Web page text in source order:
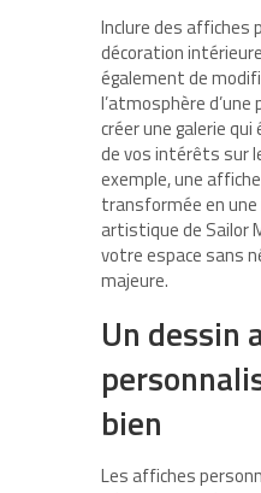
Inclure des affiches
décoration
également de
l’atmosphère d’une
créer une galerie qui
de vos intérêts sur
exemple, une
transformée en
artistique de Sailor
votre espace sans
majeure.
Un dessin
bien
Les affiches